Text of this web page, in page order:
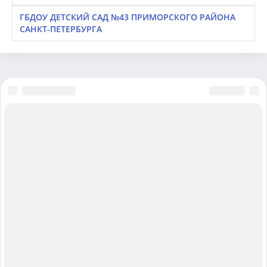
ГБДОУ ДЕТСКИЙ САД №43 ПРИМОРСКОГО РАЙОНА
САНКТ-ПЕТЕРБУРГА